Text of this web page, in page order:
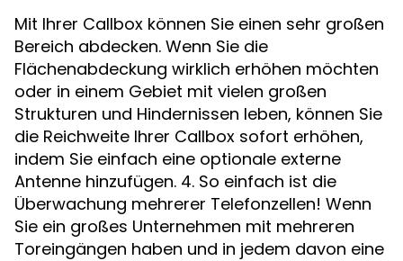
Mit Ihrer Callbox können Sie einen sehr großen
Bereich abdecken. Wenn Sie die
Flächenabdeckung wirklich erhöhen möchten
oder in einem Gebiet mit vielen großen
Strukturen und Hindernissen leben, können Sie
die Reichweite Ihrer Callbox sofort erhöhen,
indem Sie einfach eine optionale externe
Antenne hinzufügen. 4. So einfach ist die
Überwachung mehrerer Telefonzellen! Wenn
Sie ein großes Unternehmen mit mehreren
Toreingängen haben und in jedem davon eine